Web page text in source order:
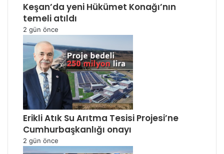
Keşan’da yeni Hükümet Konağı’nın
temeli atıldı
2 gün önce
Erikli Atık Su Arıtma Tesisi Projesi’ne
Cumhurbaşkanlığı onayı
2 gün önce